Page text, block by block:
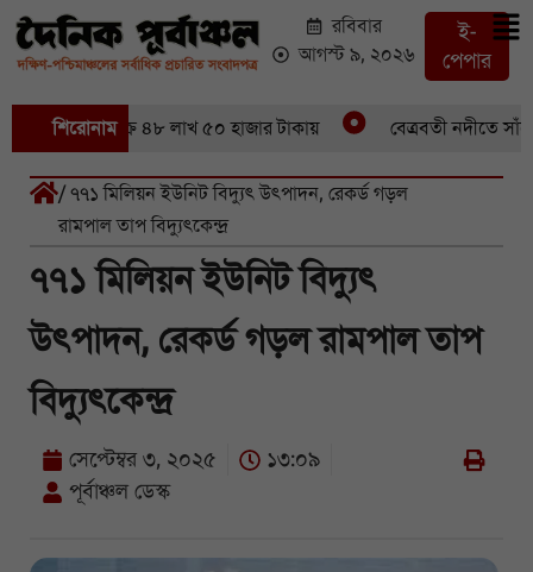
রবিবার
আগস্ট ৯, ২০২৬
ই-
পেপার
শিরোনাম
মণ ইলিশবিক্রি ৪৮ লাখ ৫০ হাজার টাকায় বেত্রবতী নদীতে সাঁকো
/ ৭৭১ মিলিয়ন ইউনিট বিদ্যুৎ উৎপাদন, রেকর্ড গড়ল
রামপাল তাপ বিদ্যুৎকেন্দ্র
৭৭১ মিলিয়ন ইউনিট বিদ্যুৎ
উৎপাদন, রেকর্ড গড়ল রামপাল তাপ
বিদ্যুৎকেন্দ্র
সেপ্টেম্বর ৩, ২০২৫
১৩:০৯
পূর্বাঞ্চল ডেস্ক